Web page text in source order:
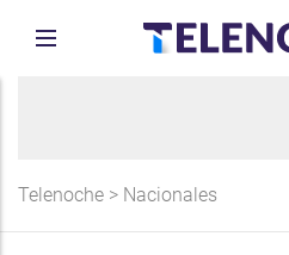
Telenoche > Nacionales